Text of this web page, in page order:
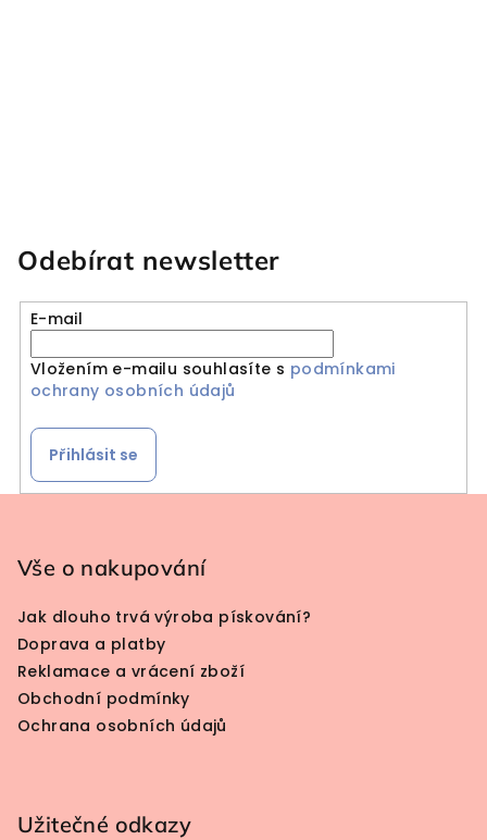
Odebírat newsletter
E-mail
Vložením e-mailu souhlasíte s podmínkami
ochrany osobních údajů
Přihlásit se
Vše o nakupování
Jak dlouho trvá výroba pískování?
Doprava a platby
Reklamace a vrácení zboží
Obchodní podmínky
Ochrana osobních údajů
Užitečné odkazy